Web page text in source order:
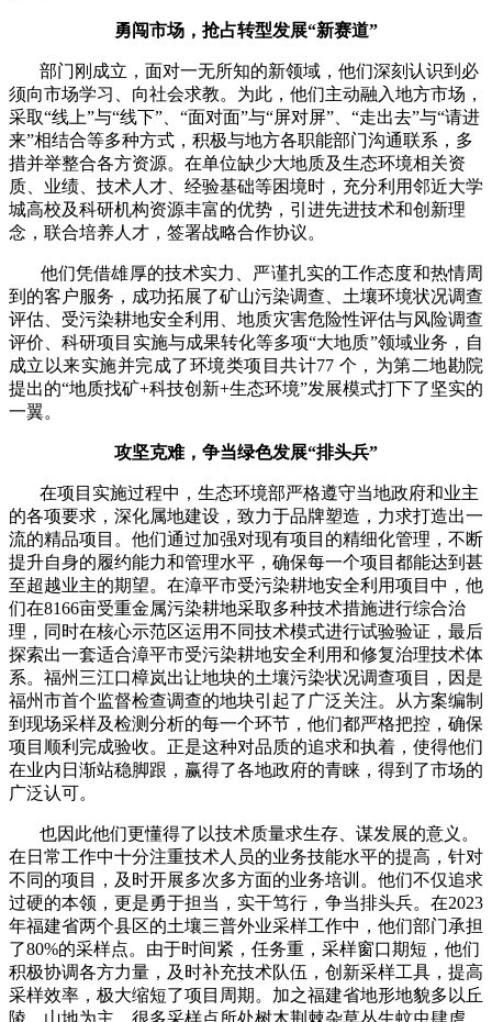
勇闯市场，抢占转型发展“新赛道”
部门刚成立，面对一无所知的新领域，他们深刻认识到必
须向市场学习、向社会求教。为此，他们主动融入地方市场，
采取“线上”与“线下”、“面对面”与“屏对屏”、“走出去”与“请进
来”相结合等多种方式，积极与地方各职能部门沟通联系，多
措并举整合各方资源。在单位缺少大地质及生态环境相关资
质、业绩、技术人才、经验基础等困境时，充分利用邻近大学
城高校及科研机构资源丰富的优势，引进先进技术和创新理
念，联合培养人才，签署战略合作协议。
他们凭借雄厚的技术实力、严谨扎实的工作态度和热情周
到的客户服务，成功拓展了矿山污染调查、土壤环境状况调查
评估、受污染耕地安全利用、地质灾害危险性评估与风险调查
评价、科研项目实施与成果转化等多项“大地质”领域业务，自
成立以来实施并完成了环境类项目共计77 个，为第二地勘院
提出的“地质找矿+科技创新+生态环境”发展模式打下了坚实的
一翼。
攻坚克难，争当绿色发展“排头兵”
在项目实施过程中，生态环境部严格遵守当地政府和业主
的各项要求，深化属地建设，致力于品牌塑造，力求打造出一
流的精品项目。他们通过加强对现有项目的精细化管理，不断
提升自身的履约能力和管理水平，确保每一个项目都能达到甚
至超越业主的期望。在漳平市受污染耕地安全利用项目中，他
们在8166亩受重金属污染耕地采取多种技术措施进行综合治
理，同时在核心示范区运用不同技术模式进行试验验证，最后
探索出一套适合漳平市受污染耕地安全利用和修复治理技术体
系。福州三江口樟岚出让地块的土壤污染状况调查项目，因是
福州市首个监督检查调查的地块引起了广泛关注。从方案编制
到现场采样及检测分析的每一个环节，他们都严格把控，确保
项目顺利完成验收。正是这种对品质的追求和执着，使得他们
在业内日渐站稳脚跟，赢得了各地政府的青睐，得到了市场的
广泛认可。
也因此他们更懂得了以技术质量求生存、谋发展的意义。
在日常工作中十分注重技术人员的业务技能水平的提高，针对
不同的项目，及时开展多次多方面的业务培训。他们不仅追求
过硬的本领，更是勇于担当，实干笃行，争当排头兵。在2023
年福建省两个县区的土壤三普外业采样工作中，他们部门承担
了80%的采样点。由于时间紧，任务重，采样窗口期短，他们
积极协调各方力量，及时补充技术队伍，创新采样工具，提高
采样效率，极大缩短了项目周期。加之福建省地形地貌多以丘
陵、山地为主，很多采样点所处树木荆棘杂草丛生蚊虫肆虐，